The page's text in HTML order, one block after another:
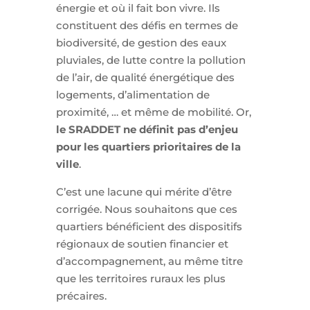
énergie et où il fait bon vivre. Ils
constituent des défis en termes de
biodiversité, de gestion des eaux
pluviales, de lutte contre la pollution
de l’air, de qualité énergétique des
logements, d’alimentation de
proximité, … et même de mobilité. Or,
le SRADDET ne définit pas d’enjeu
pour les quartiers prioritaires de la
ville.
C’est une lacune qui mérite d’être
corrigée. Nous souhaitons que ces
quartiers bénéficient des dispositifs
régionaux de soutien financier et
d’accompagnement, au même titre
que les territoires ruraux les plus
précaires.